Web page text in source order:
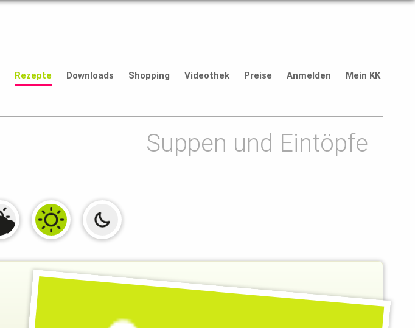
Rezepte Downloads Shopping Videothek Preise Anmelden Mein KK
Suppen und Eintöpfe